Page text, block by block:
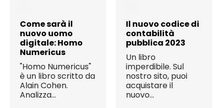
Come sarà il
nuovo uomo
digitale: Homo
Numericus
"Homo Numericus"
è un libro scritto da
Alain Cohen.
Analizza...
Il nuovo codice di
contabilità
pubblica 2023
Un libro
imperdibile. Sul
nostro sito, puoi
acquistare il
nuovo...